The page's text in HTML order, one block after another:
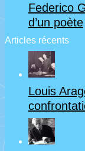
Federico
d’un poète
Articles récents
Louis